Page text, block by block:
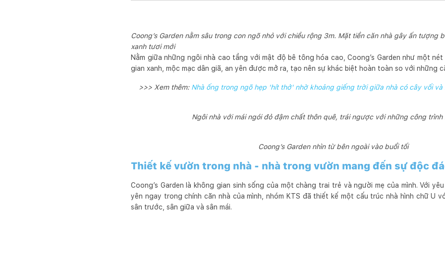
Coong’s Garden nằm sâu trong con ngõ nhỏ với chiều rộng 3m. Mặt tiền căn nhà gây ấn tượng
xanh tươi mới
Nằm giữa những ngôi nhà cao tầng với mật độ bê tông hóa cao, Coong’s Garden như một
gian xanh, mộc mạc dân giã, an yên được mở ra, tạo nên sự khác biệt hoàn toàn so với những
>>> Xem thêm: Nhà ống trong ngõ hẹp 'hít thở' nhờ khoảng giếng trời giữa nhà có cây vối và
Ngôi nhà với mái ngói đỏ đậm chất thôn quê, trái ngược với những công trình
Coong’s Garden nhìn từ bên ngoài vào buổi tối
Thiết kế vườn trong nhà - nhà trong vườn mang đến sự độc
Coong’s Garden là không gian sinh sống của một chàng trai trẻ và người mẹ của mình. Với
yên ngay trong chính căn nhà của mình, nhóm KTS đã thiết kế một cấu trúc nhà hình chữ U
sân trước, sân giữa và sân mái.